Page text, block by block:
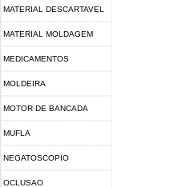
MATERIAL DESCARTAVEL
MATERIAL MOLDAGEM
MEDICAMENTOS
MOLDEIRA
MOTOR DE BANCADA
MUFLA
NEGATOSCOPIO
OCLUSAO